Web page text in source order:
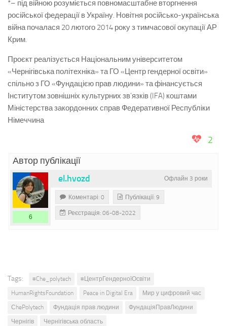
*– під війною розуміється повномасштабне вторгнення
російської федерації в Україну. Новітня російсько-українська
війна почалася 20 лютого 2014 року з тимчасової окупації АР
Крим.
Проєкт реалізується Національним університетом
«Чернігівська політехніка» та ГО «Центр гендерної освіти»
спільно з ГО «Фундацією прав людини» та фінансується
Інститутом зовнішніх культурних зв’язків (IFA) коштами
Міністерства закордонних справ Федеративної Республіки
Німеччина
2
Автор публікації
Офлайн 3 роки
el.hvozd
6
Коментарі: 0 Публікації: 9
Реєстрація: 06-08-2022
Tags: #Che_polytech
#ЦентрГендерноїОсвіти
HumanRightsFoundation
Peace in Digital Era
Мир у цифровий час
СhePolytech
Фундація прав людини
ФундаціяПравЛюдини
Чернігів
Чернігівська область